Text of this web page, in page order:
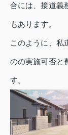
合には、接道義
もあります。
このように、私
のの実施可否と
す。